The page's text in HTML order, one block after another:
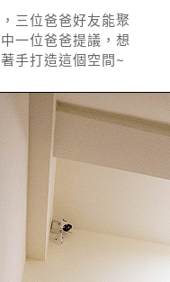
三位爸爸好友能聚
一位爸爸提議，想
手打造這個空間~